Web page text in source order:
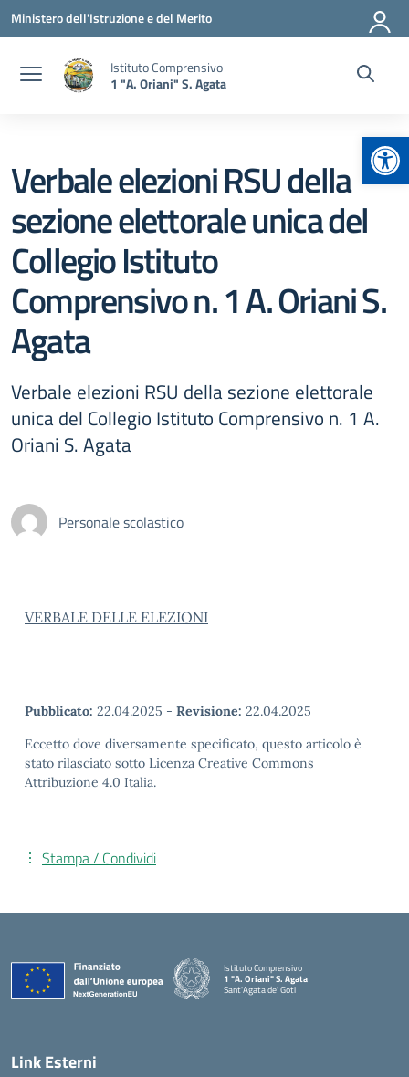
Vai ai contenuti
Vai al menu di navigazione
Vai al footer
Ministero dell'Istruzione e del Merito
Istituto Comprensivo
1 "A. Oriani" S. Agata
Verbale elezioni RSU della
sezione elettorale unica del
Collegio Istituto
Comprensivo n. 1 A. Oriani S.
Agata
Verbale elezioni RSU della sezione elettorale
unica del Collegio Istituto Comprensivo n. 1 A.
Oriani S. Agata
Personale scolastico
VERBALE DELLE ELEZIONI
Pubblicato: 22.04.2025 - Revisione: 22.04.2025
Eccetto dove diversamente specificato, questo articolo è
stato rilasciato sotto Licenza Creative Commons
Attribuzione 4.0 Italia.
Stampa / Condividi
Istituto Comprensivo
1 "A. Oriani" S. Agata
Sant'Agata de' Goti
— Visita la pagina iniziale della scuola
Link Esterni